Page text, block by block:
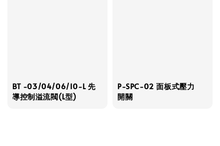
BT -03/04/06/10-L 先
導控制溢流閥(L型)
P-SPC-02 面板式壓力
開關